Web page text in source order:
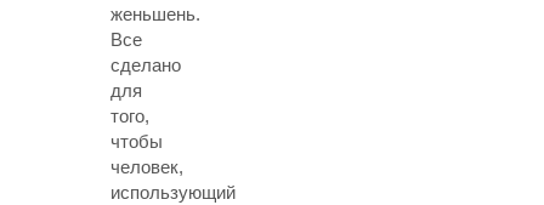
женьшень.
Все
сделано
для
того,
чтобы
человек,
использующий